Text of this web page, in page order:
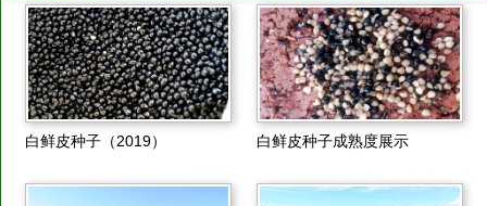
白鲜皮种子（2019） 白鲜皮种子成熟度展示